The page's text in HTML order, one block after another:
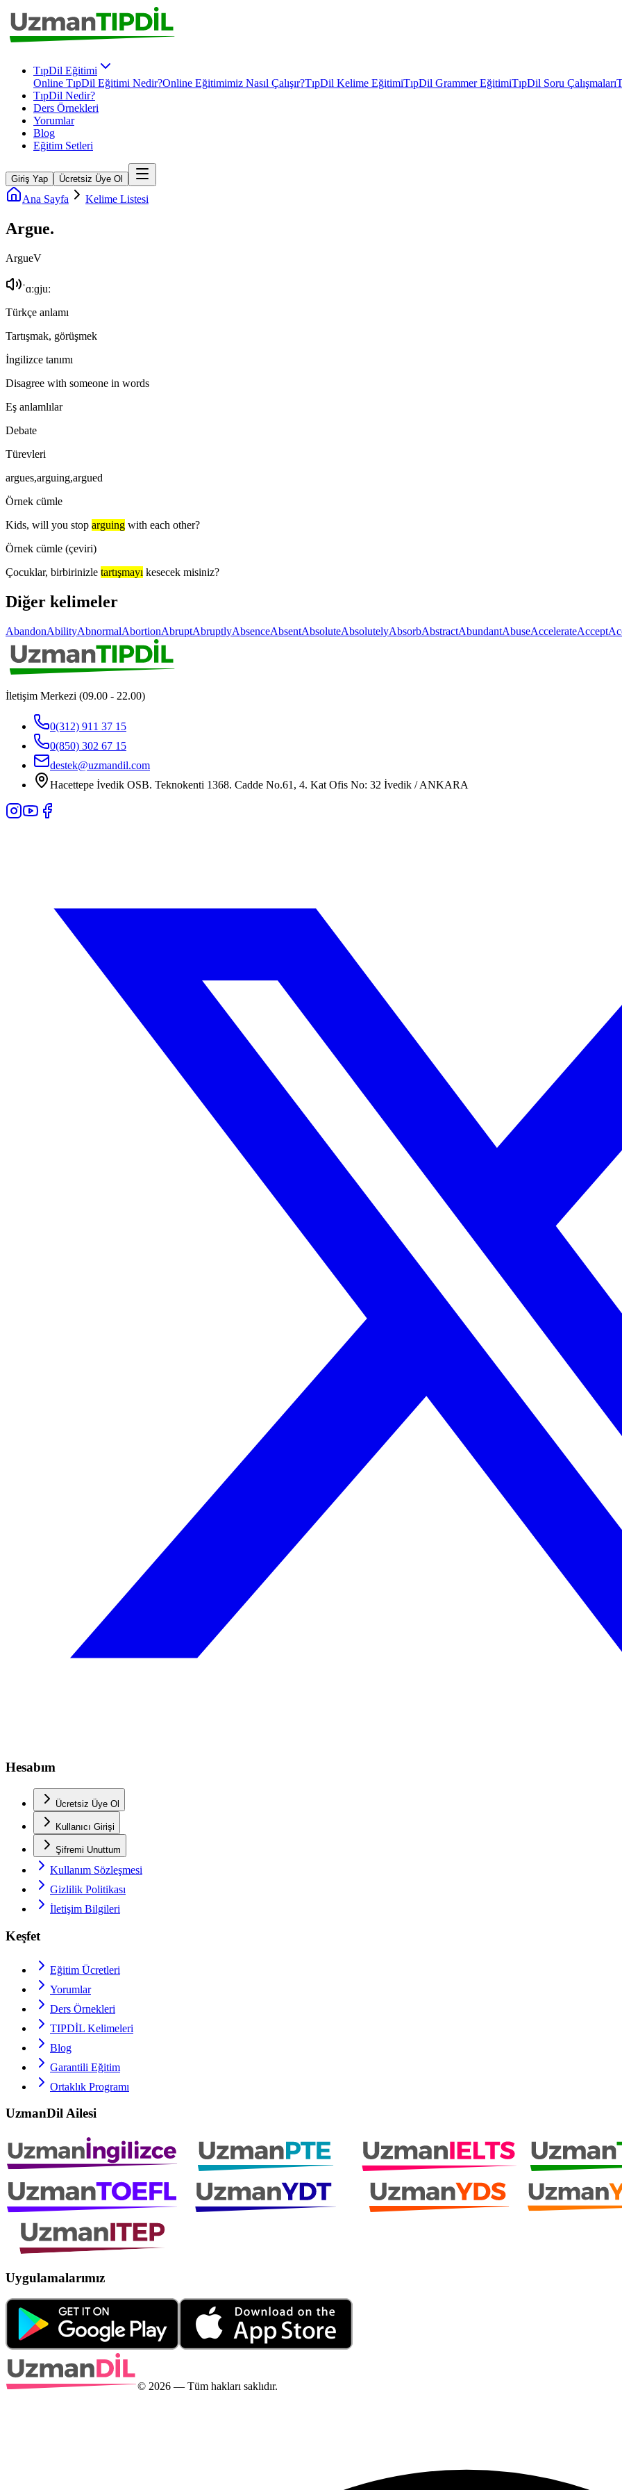
TıpDil Eğitimi
Online TıpDil Eğitimi Nedir?Online Eğitimimiz Nasıl Çalışır?TıpDil Kelime EğitimiTıpDil Grammer EğitimiTıpDil Soru Çalışmaları
TıpDil Nedir?
Ders Örnekleri
Yorumlar
Blog
Eğitim Setleri
Giriş Yap Ücretsiz Üye Ol
Ana Sayfa Kelime Listesi
Argue.
ArgueV
ˈɑːɡjuː
Türkçe anlamı
Tartışmak, görüşmek
İngilizce tanımı
Disagree with someone in words
Eş anlamlılar
Debate
Türevleri
argues,arguing,argued
Örnek cümle
Kids, will you stop arguing with each other?
Örnek cümle (çeviri)
Çocuklar, birbirinizle tartışmayı kesecek misiniz?
Diğer kelimeler
AbandonAbilityAbnormalAbortionAbruptAbruptlyAbsenceAbsentAbsoluteAbsolutelyAbsorbAbstractAbundantAbuseAccelerateAccept
İletişim Merkezi (09.00 - 22.00)
0(312) 911 37 15
0(850) 302 67 15
destek@uzmandil.com
Hacettepe İvedik OSB. Teknokenti 1368. Cadde No.61, 4. Kat Ofis No: 32 İvedik / ANKARA
Hesabım
Ücretsiz Üye Ol
Kullanıcı Girişi
Şifremi Unuttum
Kullanım Sözleşmesi
Gizlilik Politikası
İletişim Bilgileri
Keşfet
Eğitim Ücretleri
Yorumlar
Ders Örnekleri
TIPDİL Kelimeleri
Blog
Garantili Eğitim
Ortaklık Programı
UzmanDil Ailesi
Uygulamalarımız
© 2026 — Tüm hakları saklıdır.